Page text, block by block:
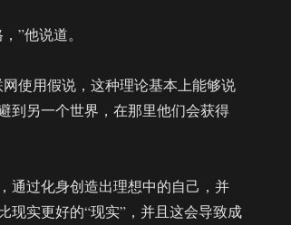
”他说道。
使用假说，这种理论基本上能够说
到另一个世界，在那里他们会获得
通过化身创造出理想中的自己，并
现实更好的“现实”，并且这会导致成